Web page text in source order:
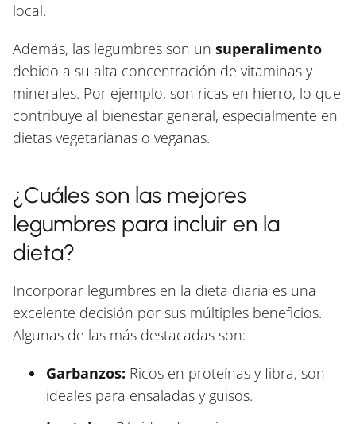
local.
Además, las legumbres son un superalimento
debido a su alta concentración de vitaminas y
minerales. Por ejemplo, son ricas en hierro, lo que
contribuye al bienestar general, especialmente en
dietas vegetarianas o veganas.
¿Cuáles son las mejores
legumbres para incluir en la
dieta?
Incorporar legumbres en la dieta diaria es una
excelente decisión por sus múltiples beneficios.
Algunas de las más destacadas son:
Garbanzos: Ricos en proteínas y fibra, son
ideales para ensaladas y guisos.